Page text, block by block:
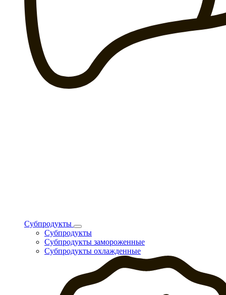
Субпродукты
Субпродукты
Субпродукты замороженные
Субпродукты охлажденные